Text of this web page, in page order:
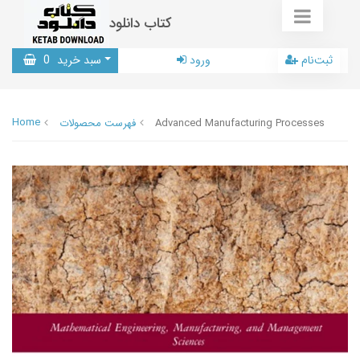
کتاب دانلود
سبد خرید 0 ورود ثبت‌نام
Home فهرست محصولات Advanced Manufacturing Processes